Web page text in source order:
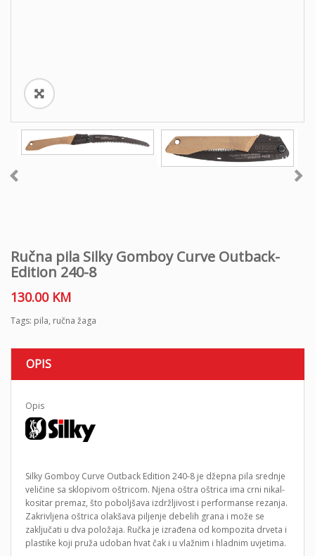
Ručna pila Silky Gomboy Curve Outback-
Edition 240-8
130.00 KM
Tags: pila, ručna žaga
OPIS
Opis
Silky Gomboy Curve Outback Edition 240-8 je džepna pila srednje
veličine sa sklopivom oštricom. Njena oštra oštrica ima crni nikal-
kositar premaz, što poboljšava izdržljivost i performanse rezanja.
Zakrivljena oštrica olakšava piljenje debelih grana i može se
zaključati u dva položaja. Ručka je izrađena od kompozita drveta i
plastike koji pruža udoban hvat čak i u vlažnim i hladnim uvjetima.